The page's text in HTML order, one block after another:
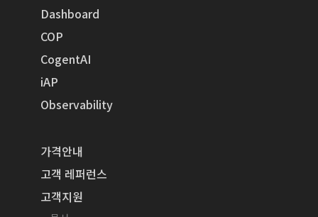
Dashboard
COP
CogentAI
iAP
Observability
가격안내
고객 레퍼런스
고객지원